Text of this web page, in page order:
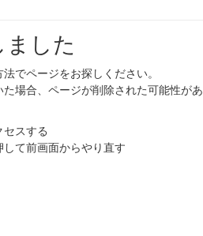
ました
でページをお探しください。
場合、ページが削除された可能性があ
セスする
て前画面からやり直す